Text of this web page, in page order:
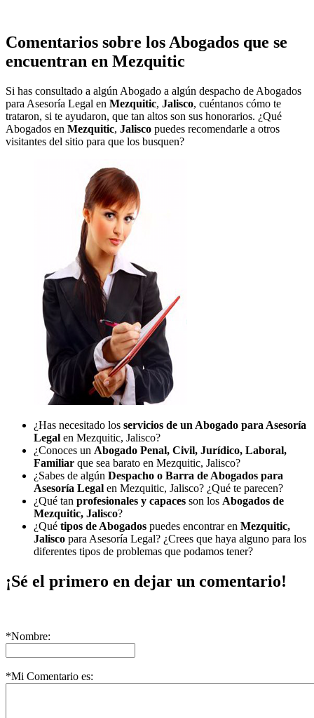
Comentarios sobre los Abogados que se
encuentran en Mezquitic
Si has consultado a algún Abogado a algún despacho de Abogados
para Asesoría Legal en Mezquitic, Jalisco, cuéntanos cómo te
trataron, si te ayudaron, que tan altos son sus honorarios. ¿Qué
Abogados en Mezquitic, Jalisco puedes recomendarle a otros
visitantes del sitio para que los busquen?
¿Has necesitado los servicios de un Abogado para Asesoría
Legal en Mezquitic, Jalisco?
¿Conoces un Abogado Penal, Civil, Jurídico, Laboral,
Familiar que sea barato en Mezquitic, Jalisco?
¿Sabes de algún Despacho o Barra de Abogados para
Asesoría Legal en Mezquitic, Jalisco? ¿Qué te parecen?
¿Qué tan profesionales y capaces son los Abogados de
Mezquitic, Jalisco?
¿Qué tipos de Abogados puedes encontrar en Mezquitic,
Jalisco para Asesoría Legal? ¿Crees que haya alguno para los
diferentes tipos de problemas que podamos tener?
¡Sé el primero en dejar un comentario!
*Nombre:
*Mi Comentario es: